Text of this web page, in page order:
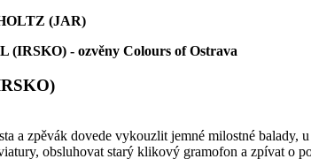
(JAR)
(IRSKO) - ozvěny Colours of Ostrava
a zpěvák dovede vykouzlit jemné milostné balady,
obsluhovat starý klikový gramofon a zpívat o